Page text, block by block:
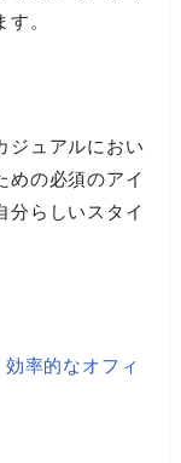
。
ジュアルにおい
めの必須のアイ
分らしいスタイ
率的なオフィ